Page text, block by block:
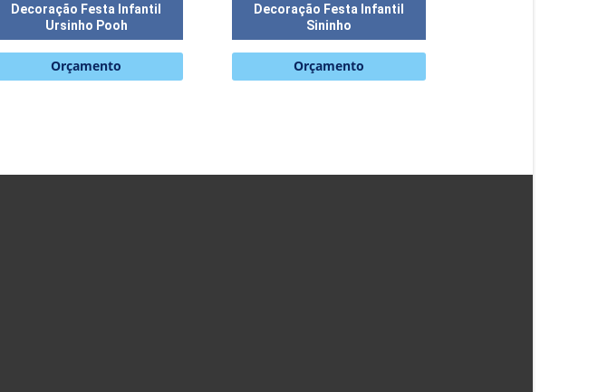
Decoração Festa Infantil
Ursinho Pooh
Orçamento
Decoração Festa Infantil
Sininho
Orçamento